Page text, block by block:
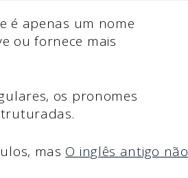
é apenas um nome
ou fornece mais
os pronomes
mas O inglês antigo não